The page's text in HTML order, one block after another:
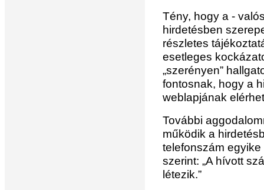
Tény, hogy a -
hirdetésben
részletes
esetleges
„szerényen”
fontosnak, hogy a
weblapjának
További
működik a
telefonszám
szerint: „A hívott
létezik.”